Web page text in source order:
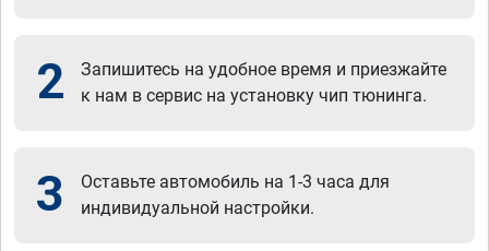
2
Запишитесь на удобное время и приезжайте
к нам в сервис на установку чип тюнинга.
3
Оставьте автомобиль на 1-3 часа для
индивидуальной настройки.